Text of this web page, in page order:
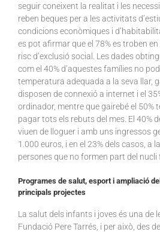
seguir coneixent la realitat i les
reben beques per a les activitats
condicions econòmiques i
es pot afirmar que el 78% es troben
risc d’exclusió social. Les dades
com el 40% d’aquestes famílies no
temperatura adequada a la seva llar,
disposen de connexió a internet i el
ordinador, mentre que gairebé el 50%
pagar tots els rebuts del mes. El 40%
viuen de lloguer i amb uns ingressos
1.000 euros, i en el 23% dels casos, a
persones que no formen part del nucli
Programes de salut, esport i ampliació
principals projectes
La salut dels infants i joves és una de
Fundació Pere Tarrés, i per això, des